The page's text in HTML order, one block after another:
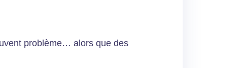
problème… alors que des